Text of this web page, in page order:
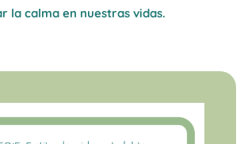
la calma en nuestras vidas.